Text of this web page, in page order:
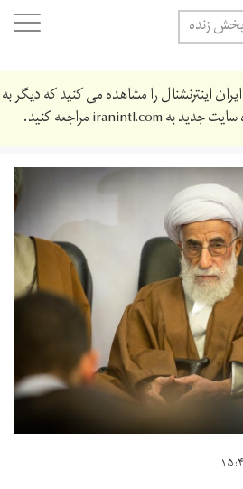
زنده
اینترنشنال را مشاهده می کنید که دیگر به
جدید بهiranintl.comمراجعه کنید.